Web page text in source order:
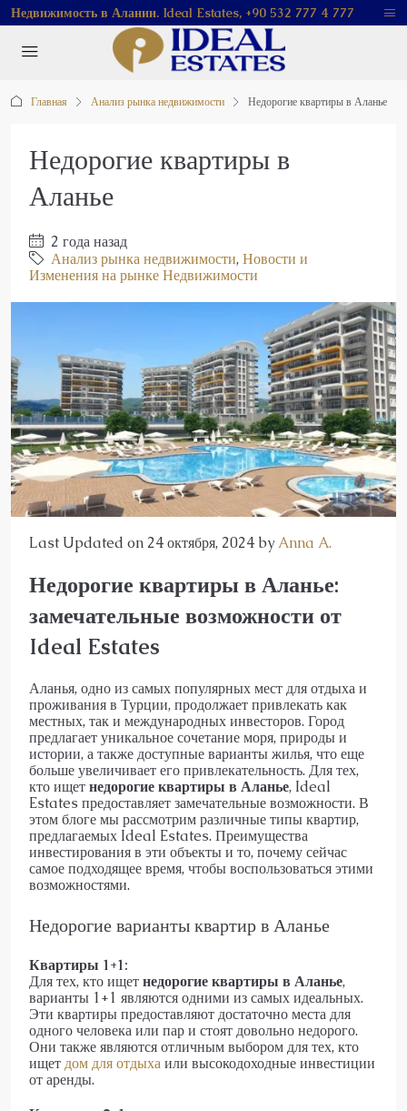
Недвижимость в Алании. Ideal Estates, +90 532 777 4 777
Главная Анализ рынка недвижимости Недорогие квартиры в Аланье
Недорогие квартиры в
Аланье
2 года назад
Анализ рынка недвижимости, Новости и
Изменения на рынке Недвижимости
Last Updated on 24 октября, 2024 byAnna A.
Недорогие квартиры в Аланье:
замечательные возможности от
Ideal Estates
Аланья, одно из самых популярных мест для отдыха и
проживания в Турции, продолжает привлекать как
местных, так и международных инвесторов. Город
предлагает уникальное сочетание моря, природы и
истории, а также доступные варианты жилья, что еще
больше увеличивает его привлекательность. Для тех,
кто ищетнедорогие квартиры в Аланье, Ideal
Estates предоставляет замечательные возможности. В
этом блоге мы рассмотрим различные типы квартир,
предлагаемых Ideal Estates. Преимущества
инвестирования в эти объекты и то, почему сейчас
самое подходящее время, чтобы воспользоваться этими
возможностями.
Недорогие варианты квартир в Аланье
Квартиры 1+1:
Для тех, кто ищетнедорогие квартиры в Аланье,
варианты 1+1 являются одними из самых идеальных.
Эти квартиры предоставляют достаточно места для
одного человека или пар и стоят довольно недорого.
Они также являются отличным выбором для тех, кто
ищетдом для отдыхаили высокодоходные инвестиции
от аренды.